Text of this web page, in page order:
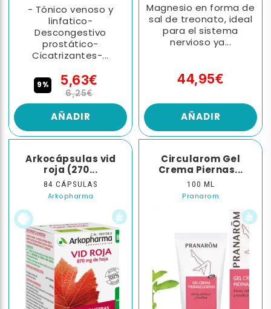
- Tónico venoso y
linfatico-
Descongestivo
prostático-
Cicatrizantes-...
9% 5,63€
6,25€
AÑADIR
Magnesio en forma de
sal de treonato, ideal
para el sistema
nervioso ya...
44,95€
AÑADIR
Arkocápsulas vid
roja (270...
84 CÁPSULAS
Arkopharma
Circularom Gel
Crema Piernas...
100 ML
Pranarom